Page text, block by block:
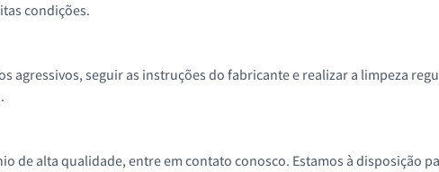
condições.
agressivos, seguir as instruções do fabricante e realizar a limpeza
de alta qualidade, entre em contato conosco. Estamos à disposição